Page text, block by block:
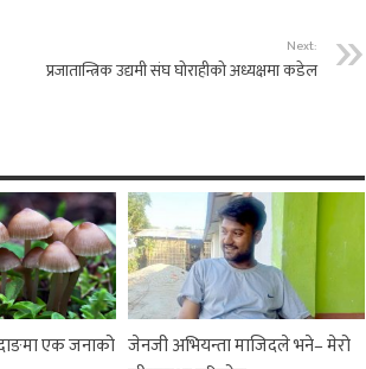
Next:
प्रजातान्त्रिक उद्यमी संघ घोराहीको अध्यक्षमा कडेल
एक जनाको जेनजी अभियन्ता माजिदले भने– मेरो